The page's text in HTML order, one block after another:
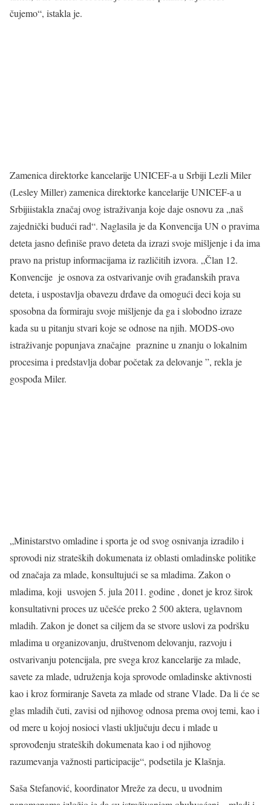
čujemo“, istakla je.
Zamenica direktorke kancelarije UNICEF-a u Srbiji Lezli Miler
(Lesley Miller) zamenica direktorke kancelarije UNICEF-a u
Srbijiistakla značaj ovog istraživanja koje daje osnovu za „naš
zajednički budući rad“. Naglasila je da Konvencija UN o pravima
deteta jasno definiše pravo deteta da izrazi svoje mišljenje i da ima
pravo na pristup informacijama iz različitih izvora. „Član 12.
Konvencije je osnova za ostvarivanje ovih građanskih prava
deteta, i uspostavlja obavezu drđave da omogući deci koja su
sposobna da formiraju svoje mišljenje da ga i slobodno izraze
kada su u pitanju stvari koje se odnose na njih. MODS-ovo
istraživanje popunjava značajne praznine u znanju o lokalnim
procesima i predstavlja dobar početak za delovanje ”, rekla je
gospođa Miler.
„Ministarstvo omladine i sporta je od svog osnivanja izradilo i
sprovodi niz strateških dokumenata iz oblasti omladinske politike
od značaja za mlade, konsultujući se sa mladima. Zakon o
mladima, koji usvojen 5. jula 2011. godine , donet je kroz širok
konsultativni proces uz učešće preko 2 500 aktera, uglavnom
mladih. Zakon je donet sa ciljem da se stvore uslovi za podršku
mladima u organizovanju, društvenom delovanju, razvoju i
ostvarivanju potencijala, pre svega kroz kancelarije za mlade,
savete za mlade, udruženja koja sprovode omladinske aktivnosti
kao i kroz formiranje Saveta za mlade od strane Vlade. Da li će se
glas mladih čuti, zavisi od njihovog odnosa prema ovoj temi, kao i
od mere u kojoj nosioci vlasti uključuju decu i mlade u
sprovođenju strateških dokumenata kao i od njihovog
razumevanja važnosti participacije“, podsetila je Klašnja.
Saša Stefanović, koordinator Mreže za decu, u uvodnim